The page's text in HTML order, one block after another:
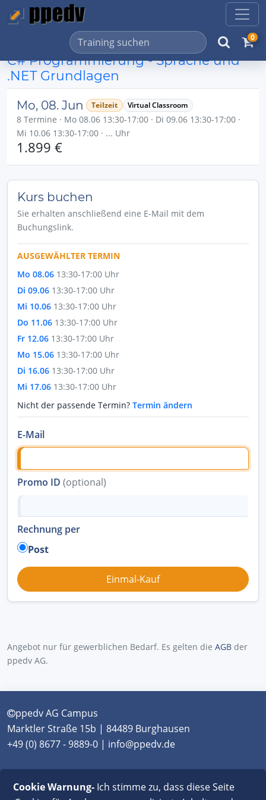
0
C# Programmierung - Sprache und
.NET Grundlagen
Mo, 08. Jun Teilzeit Virtual Classroom
8 Termine · Mo 08.06 13:30-17:00 · Di 09.06 13:30-17:00 ·
Mi 10.06 13:30-17:00 · ... Uhr
1.899 €
Kurs buchen
Sie erhalten anschließend eine E-Mail mit dem
Buchungslink.
AUSGEWÄHLTER TERMIN
Mo 08.06 13:30-17:00 Uhr
Di 09.06 13:30-17:00 Uhr
Mi 10.06 13:30-17:00 Uhr
Do 11.06 13:30-17:00 Uhr
Fr 12.06 13:30-17:00 Uhr
Mo 15.06 13:30-17:00 Uhr
Di 16.06 13:30-17:00 Uhr
Mi 17.06 13:30-17:00 Uhr
Nicht der passende Termin? Termin ändern
E-Mail
Promo ID (optional)
Rechnung per
Post
Angebot nur für gewerblichen Bedarf. Es gelten die AGB der
ppedv AG.
ppedv AG Campus
Marktler Straße 15b | 84489 Burghausen
+49 (0) 8677 - 9889-0 | info@ppedv.de
Classroom
Cookie Warnung-Ich stimme zu, dass diese Seite